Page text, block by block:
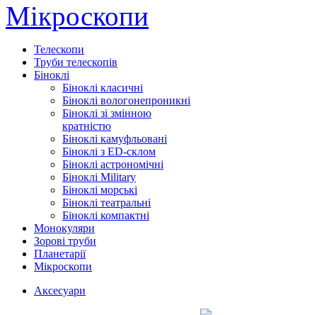
Мікроскопи
Телескопи
Труби телескопів
Біноклі
Біноклі класичні
Біноклі вологонепроникні
Біноклі зі змінною
кратністю
Біноклі камуфльовані
Біноклі з ED-склом
Біноклі астрономічні
Біноклі Military
Біноклі морські
Біноклі театральні
Біноклі компактні
Монокуляри
Зорові труби
Планетарії
Мікроскопи
Аксесуари